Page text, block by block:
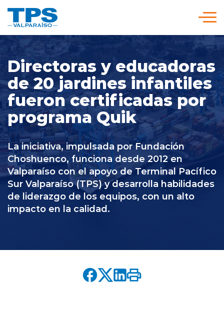
Somos TPS
Nuestra Visión Estratégica
Servicios y Tarifas
Políticas y Procedimientos
Prensa
Directoras y educadoras
de 20 jardines infantiles
fueron certificadas por
programa Quik
La iniciativa, impulsada por Fundación
Choshuenco, funciona desde 2012 en
Valparaíso con el apoyo de Terminal Pacífico
Sur Valparaíso (TPS) y desarrolla habilidades
de liderazgo de los equipos, con un alto
impacto en la calidad.